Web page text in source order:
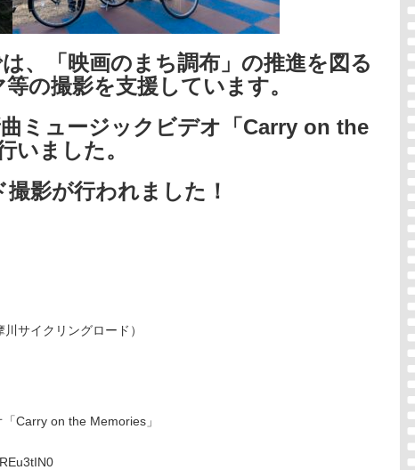
、「映画のまち調布」の推進を図る
の撮影を支援しています。
ミュージックビデオ「Carry on the
いました。
影が行われました！
サイクリングロード）
Carry on the Memories」